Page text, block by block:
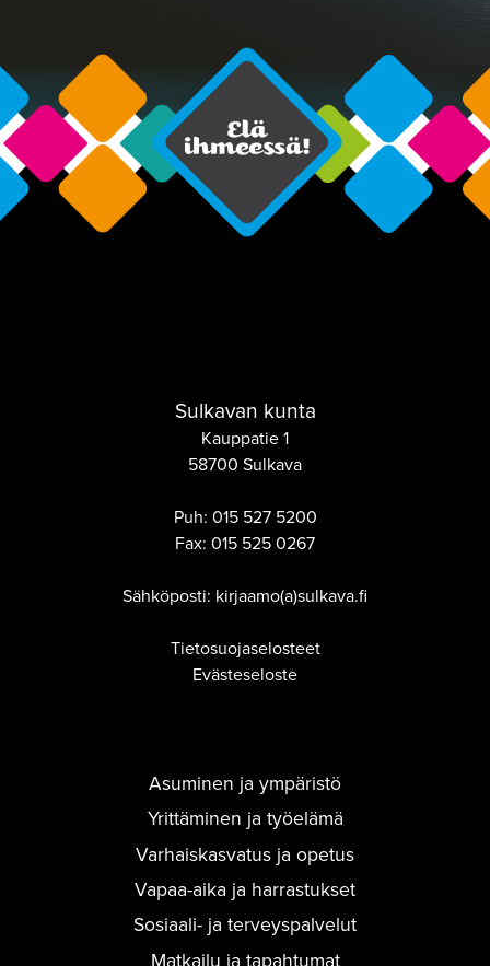
Sulkavan kunta
Kauppatie 1
58700 Sulkava
Puh: 015 527 5200
Fax: 015 525 0267
Sähköposti: kirjaamo(a)sulkava.fi
Tietosuojaselosteet
Evästeseloste
Asuminen ja ympäristö
Yrittäminen ja työelämä
Varhaiskasvatus ja opetus
Vapaa-aika ja harrastukset
Sosiaali- ja terveyspalvelut
Matkailu ja tapahtumat